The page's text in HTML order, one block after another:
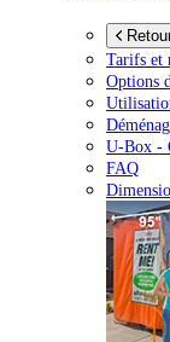
Tarifs et
Options
U-Box -
FAQ